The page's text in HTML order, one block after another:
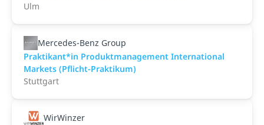
Ulm
Mercedes-Benz Group
Praktikant*in Produktmanagement International
Markets (Pflicht-Praktikum)
Stuttgart
WirWinzer